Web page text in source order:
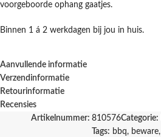
voorgeboorde ophang gaatjes.
Binnen 1 á 2 werkdagen bij jou in huis.
Aanvullende informatie
Verzendinformatie
Retourinformatie
Recensies
Artikelnummer: 810576Categorie:
Tags: bbq, beware,